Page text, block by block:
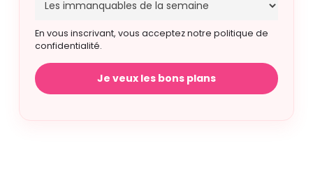
En vous inscrivant, vous acceptez notre politique de
confidentialité.